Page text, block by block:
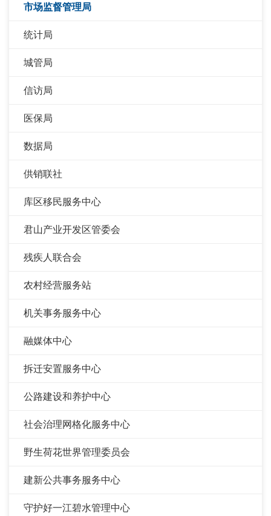
市场监督管理局
统计局
城管局
信访局
医保局
数据局
供销联社
库区移民服务中心
君山产业开发区管委会
残疾人联合会
农村经营服务站
机关事务服务中心
融媒体中心
拆迁安置服务中心
公路建设和养护中心
社会治理网格化服务中心
野生荷花世界管理委员会
建新公共事务服务中心
守护好一江碧水管理中心